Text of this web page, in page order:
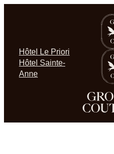
Hôtel Le Priori
Hôtel Sainte-
Anne